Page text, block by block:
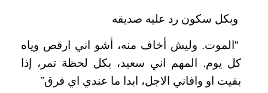
وبكل سكون رد عليه صديقه
“الموت. وليش أخاف منه، أشو اني ارقص وياه
كل يوم. المهم اني سعيد، بكل لحظة تمر، إذا
بقيت او وافاني الاجل، ابدا ما عندي اي فرق”